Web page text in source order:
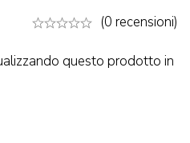
(0 recensioni)
questo prodotto in